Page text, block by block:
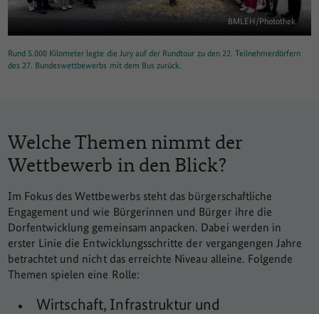
BMLEH/Photothek
Rund 5.000 Kilometer legte die Jury auf der Rundtour zu den 22. Teilnehmerdörfern
des 27. Bundeswettbewerbs mit dem Bus zurück.
Welche Themen nimmt der
Wettbewerb in den Blick?
Im Fokus des Wettbewerbs steht das bürgerschaftliche
Engagement und wie Bürgerinnen und Bürger ihre die
Dorfentwicklung gemeinsam anpacken. Dabei werden in
erster Linie die Entwicklungsschritte der vergangengen Jahre
betrachtet und nicht das erreichte Niveau alleine. Folgende
Themen spielen eine Rolle:
Wirtschaft, Infrastruktur und